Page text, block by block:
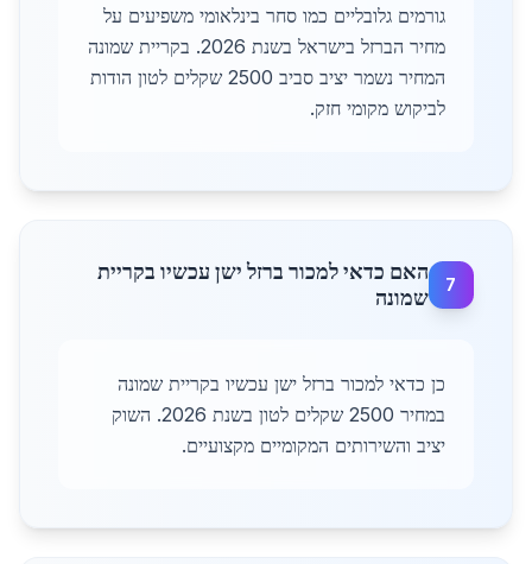
גורמים גלובליים כמו סחר בינלאומי משפיעים על
מחיר הברזל בישראל בשנת 2026. בקריית שמונה
המחיר נשמר יציב סביב 2500 שקלים לטון הודות
לביקוש מקומי חזק.
7
האם כדאי למכור ברזל ישן עכשיו בקריית
שמונה
כן כדאי למכור ברזל ישן עכשיו בקריית שמונה
במחיר 2500 שקלים לטון בשנת 2026. השוק
יציב והשירותים המקומיים מקצועיים.